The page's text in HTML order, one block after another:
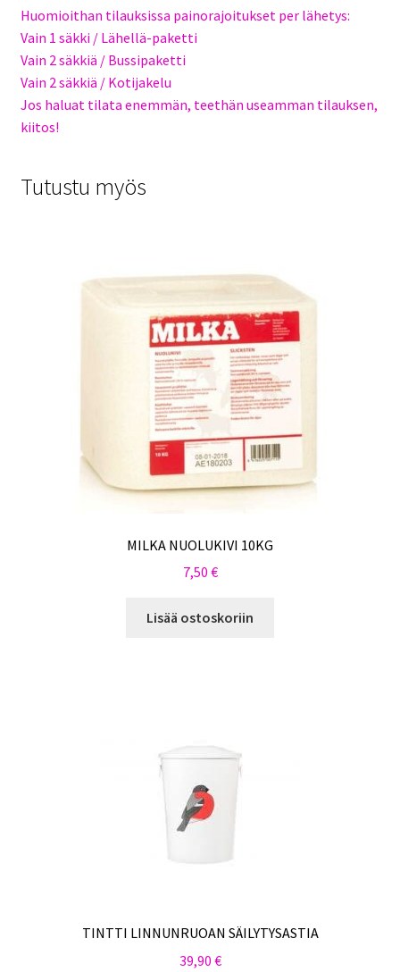
Huomioithan tilauksissa painorajoitukset per lähetys:
Vain 1 säkki / Lähellä-paketti
Vain 2 säkkiä / Bussipaketti
Vain 2 säkkiä / Kotijakelu
Jos haluat tilata enemmän, teethän useamman tilauksen,
kiitos!
Tutustu myös
MILKA NUOLUKIVI 10KG
7,50 €
Lisää ostoskoriin
TINTTI LINNUNRUOAN SÄILYTYSASTIA
39,90 €